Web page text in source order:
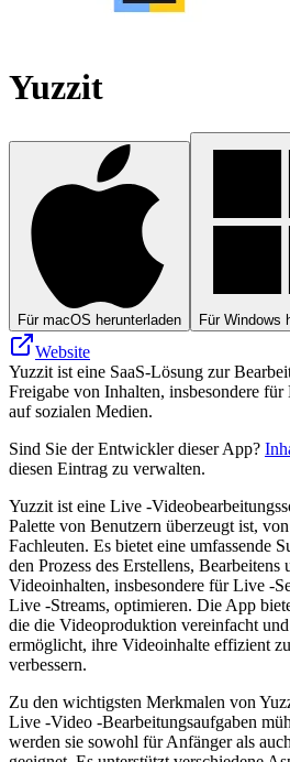
Yuzzit
Für macOS herunterladen Für Windows
Website
Yuzzit ist eine SaaS-Lösung zur
Freigabe von Inhalten, insbesondere
auf sozialen Medien.
Sind Sie der Entwickler dieser App?
diesen Eintrag zu verwalten.
Yuzzit ist eine Live -
Palette von Benutzern überzeugt ist,
Fachleuten. Es bietet eine umfassende
den Prozess des Erstellens,
Videoinhalten, insbesondere für Live -
Live -Streams, optimieren. Die App
die die Videoproduktion vereinfacht
ermöglicht, ihre Videoinhalte effizient
verbessern.
Zu den wichtigsten Merkmalen von
Live -Video -Bearbeitungsaufgaben
werden sie sowohl für Anfänger als